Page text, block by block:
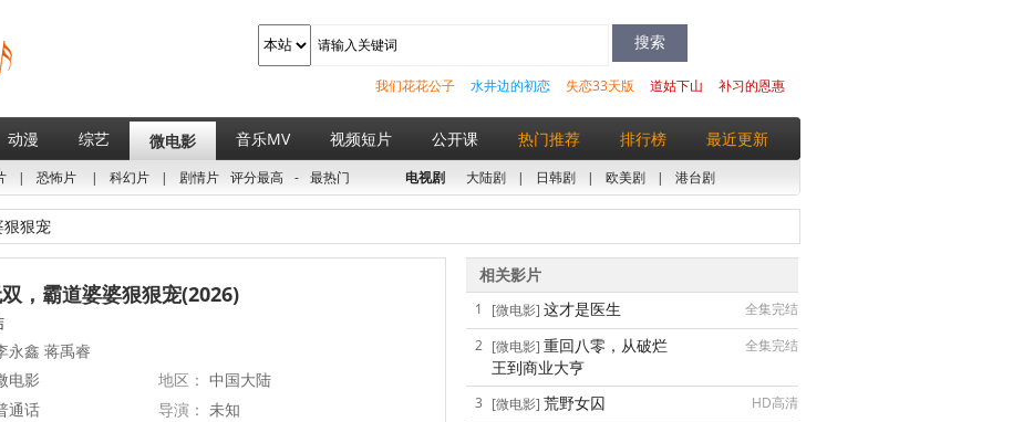
补习的恩惠
道姑下山
失恋33天版
水井边的初恋
我们花花公子
动漫 综艺 微电影 音乐MV 视频短片 公开课 热门推荐 排行榜 最近更新
| 恐怖片 | 科幻片 | 剧情片 评分最高 - 最热门 电视剧 大陆剧 | 日韩剧 | 欧美剧 | 港台剧
狠狠宠
，霸道婆婆狠狠宠(2026)
永鑫 蒋禹睿
电影 地区： 中国大陆
通话 导演： 未知
相关影片
1 [微电影] 这才是医生
全集完结
2 [微电影] 重回八零，从破烂
王到商业大亨
全集完结
3 [微电影] 荒野女囚
HD高清